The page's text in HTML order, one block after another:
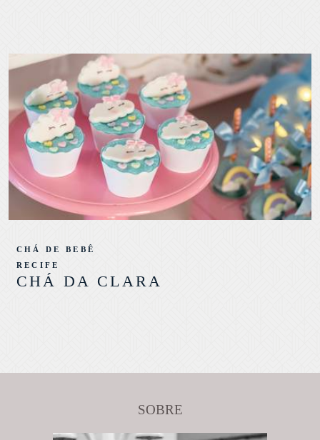
CHÁ DA CLARA
CHÁ DE BEBÊ
RECIFE
SOBRE